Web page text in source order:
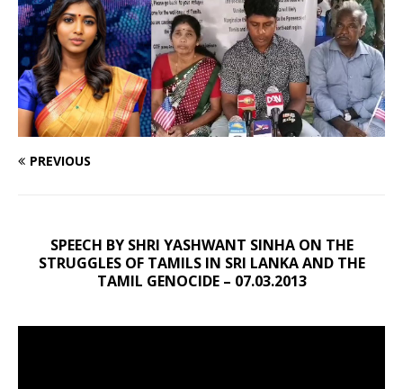
PREVIOUS
SPEECH BY SHRI YASHWANT SINHA ON THE
STRUGGLES OF TAMILS IN SRI LANKA AND THE
TAMIL GENOCIDE – 07.03.2013